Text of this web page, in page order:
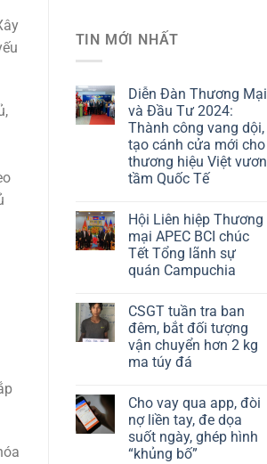
TIN MỚI NHẤT
Diễn Đàn Thương Mại
và Đầu Tư 2024:
Thành công vang dội,
tạo cánh cửa mới cho
thương hiệu Việt vươn
tầm Quốc Tế
Hội Liên hiệp Thương
mại APEC BCI chúc
Tết Tổng lãnh sự
quán Campuchia
CSGT tuần tra ban
đêm, bắt đối tượng
vận chuyển hơn 2 kg
ma túy đá
Cho vay qua app, đòi
nợ liền tay, đe dọa
suốt ngày, ghép hình
“khủng bố”